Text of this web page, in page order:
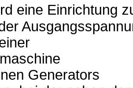
eine Einrichtung
Generators